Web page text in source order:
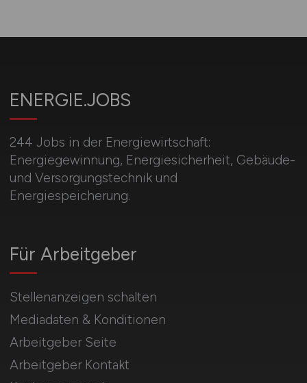
ENERGIE.JOBS
244 Jobs in der Energiewirtschaft:
Energiegewinnung, Energiesicherheit, Gebäude-
und Versorgungstechnik und
Energiespeicherung.
Für Arbeitgeber
Stellenanzeigen schalten
Mediadaten & Konditionen
Arbeitgeber Seite
Arbeitgeber Kontakt